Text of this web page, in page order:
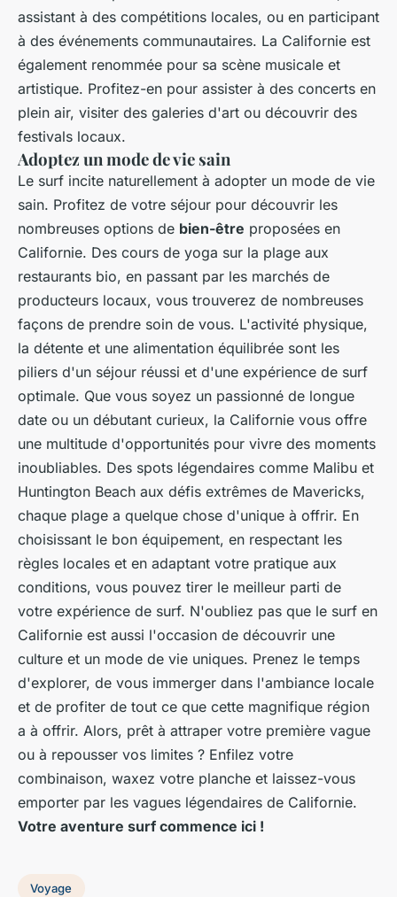
assistant à des compétitions locales, ou en participant
à des événements communautaires. La Californie est
également renommée pour sa scène musicale et
artistique. Profitez-en pour assister à des concerts en
plein air, visiter des galeries d'art ou découvrir des
festivals locaux.
Adoptez un mode de vie sain
Le surf incite naturellement à adopter un mode de vie
sain. Profitez de votre séjour pour découvrir les
nombreuses options de bien-être proposées en
Californie. Des cours de yoga sur la plage aux
restaurants bio, en passant par les marchés de
producteurs locaux, vous trouverez de nombreuses
façons de prendre soin de vous. L'activité physique,
la détente et une alimentation équilibrée sont les
piliers d'un séjour réussi et d'une expérience de surf
optimale. Que vous soyez un passionné de longue
date ou un débutant curieux, la Californie vous offre
une multitude d'opportunités pour vivre des moments
inoubliables. Des spots légendaires comme Malibu et
Huntington Beach aux défis extrêmes de Mavericks,
chaque plage a quelque chose d'unique à offrir. En
choisissant le bon équipement, en respectant les
règles locales et en adaptant votre pratique aux
conditions, vous pouvez tirer le meilleur parti de
votre expérience de surf. N'oubliez pas que le surf en
Californie est aussi l'occasion de découvrir une
culture et un mode de vie uniques. Prenez le temps
d'explorer, de vous immerger dans l'ambiance locale
et de profiter de tout ce que cette magnifique région
a à offrir. Alors, prêt à attraper votre première vague
ou à repousser vos limites ? Enfilez votre
combinaison, waxez votre planche et laissez-vous
emporter par les vagues légendaires de Californie.
Votre aventure surf commence ici !
Voyage